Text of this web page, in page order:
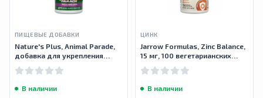
ПИЩЕВЫЕ ДОБАВКИ
Nature's Plus, Animal Parade,
добавка для укрепления
таблеток
В наличии
ЦИНК
Jarrow Formulas, Zinc Balance,
15 мг, 100 вегетарианских
В наличии